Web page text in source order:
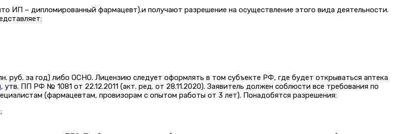
– дипломированный фармацевт).и получают разрешение на осуществление этого вида деятельности.
руб. за год) либо ОСНО. Лицензию следует оформлять в том субъекте РФ, где будет открываться аптека
, утв. ПП РФ № 1081 от 22.12.2011 (акт. ред. от 28.11.2020). Заявитель должен соблюсти все требования по
(фармацевтам, провизорам с опытом работы от 3 лет). Понадобятся разрешения: